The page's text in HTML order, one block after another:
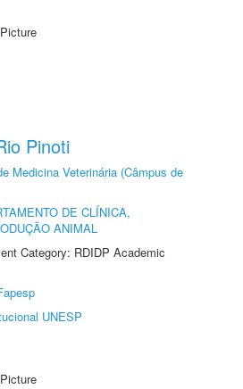
Pinoti
Medicina Veterinária (Câmpus de
DE CLÍNICA,
ANIMAL
Category: RDIDP Academic
UNESP